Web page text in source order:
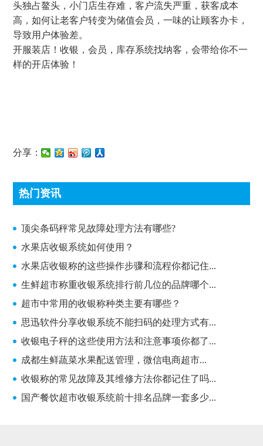
头独占鳌头，小门店生存难，客户流失严重，获客成本
高，如何让老客户转变为储值会员，一味的让顾客办卡，
导致用户体验差。
开服装店！收银，会员，库存系统找纳客，会带给你不一
样的开店体验！
分享：
热门资讯
顶尖条码秤常见故障处理方法有哪些?
顶尖条码秤常见故障处理方法有哪些?
水果店收银系统如何使用？
水果店收银称的这些操作步骤和流程你都记住...
生鲜超市称重收银系统排行前几位的品牌哪个...
超市中常用的收银称种类主要有哪些？
思迅软件分享收银系统不能扫码的处理方式有...
收银电子秤的这些使用方法和注意事项你都了...
成都生鲜蔬菜水果配送管理，微信电商超市...
收银称的常见故障及其维修方法你都记住了吗...
国产餐饮超市收银系统前十排名品牌一套多少...